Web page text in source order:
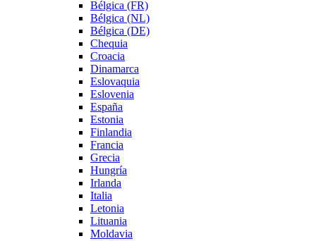
Bélgica (FR)
Bélgica (NL)
Bélgica (DE)
Chequia
Croacia
Dinamarca
Eslovaquia
Eslovenia
España
Estonia
Finlandia
Francia
Grecia
Hungría
Irlanda
Italia
Letonia
Lituania
Moldavia